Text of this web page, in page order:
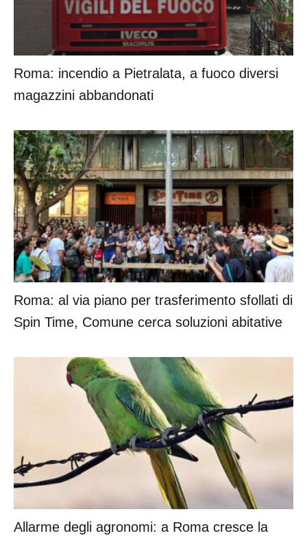
Roma: incendio a Pietralata, a fuoco diversi
magazzini abbandonati
Roma: al via piano per trasferimento sfollati di
Spin Time, Comune cerca soluzioni abitative
Allarme degli agronomi: a Roma cresce la